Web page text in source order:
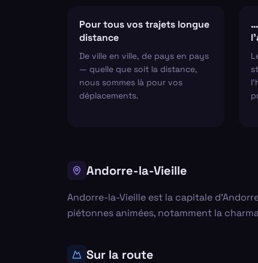
Pour tous vos trajets longue
distance
De ville en ville, de pays en pays
— quelle que soit la distance,
nous sommes là pour vos
déplacements.
Andorre-la-Vieille
Andorre-la-Vieille est la capitale
piétonnes animées, notamment la
Sur la route